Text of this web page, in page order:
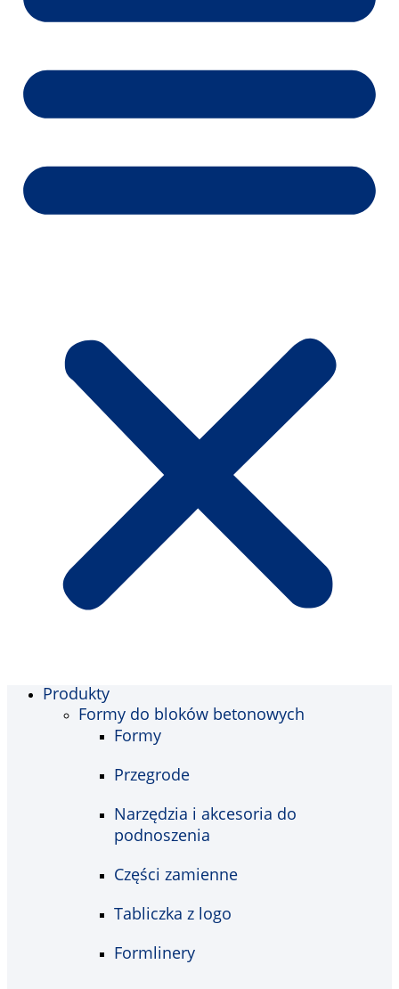
Produkty
Formy do bloków betonowych
Formy
Przegrode
Narzędzia i akcesoria do
podnoszenia
Części zamienne
Tabliczka z logo
Formlinery